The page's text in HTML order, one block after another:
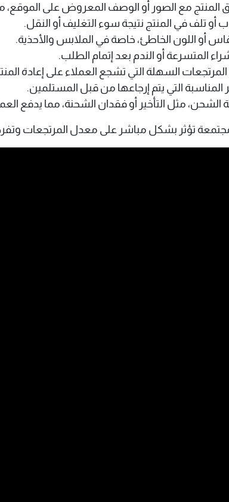
المنتج مع الصور أو الوصف المعروض على الموقع،
أو تلف في المنتج نتيجة سوء التغليف أو النقل.
أو اللون الخاطئ، خاصة في الملابس والأحذية.
المتسرعة أو الندم بعد إتمام الطلب.
السهلة التي تشجع العملاء على إعادة
المناسبة التي يتم إرجاعها من قبل المستلمين.
الشحن، مثل التأخير أو فقدان الشحنة، مما يدفع
تؤثر بشكل مباشر على معدل المرتجعات وتفرض